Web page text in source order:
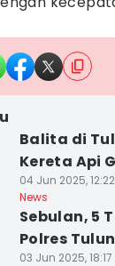
Balita di
Kereta Api
04 Jun 2025,
News
Sebulan, 5
Polres
03 Jun 2025, 18:17